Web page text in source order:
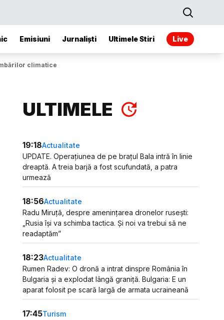
Emisiuni Jurnaliști Ultimele Stiri Live
climatice
ULTIMELE
19:18Actualitate
UPDATE. Operațiunea de pe brațul Bala intră în linie
dreaptă. A treia barjă a fost scufundată, a patra
urmează
18:56Actualitate
Radu Miruță, despre amenințarea dronelor rusești:
„Rusia își va schimba tactica. Și noi va trebui să ne
readaptăm”
18:23Actualitate
Rumen Radev: O dronă a intrat dinspre România în
Bulgaria și a explodat lângă graniță. Bulgaria: E un
aparat folosit pe scară largă de armata ucraineană
17:45Turism